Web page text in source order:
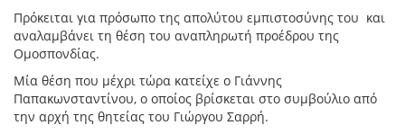
Πρόκειται για πρόσωπο της απολύτου εμπιστοσύνης του και
αναλαμβάνει τη θέση του αναπληρωτή προέδρου της
Ομοσπονδίας.
Μία θέση που μέχρι τώρα κατείχε ο Γιάννης
Παπακωνσταντίνου, ο οποίος βρίσκεται στο συμβούλιο από
την αρχή της θητείας του Γιώργου Σαρρή.